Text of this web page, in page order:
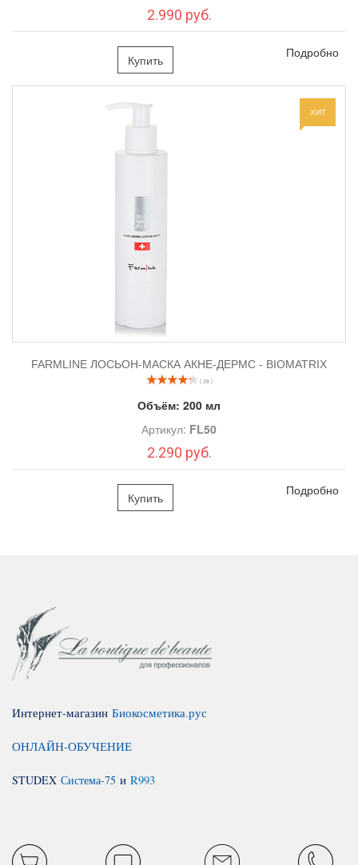
2.990 руб.
Купить Подробно
ХИТ
FARMLINE ЛОСЬОН-МАСКА АКНЕ-ДЕРМС - BIOMATRIX
( 38 )
Объём: 200 мл
Артикул: FL50
2.290 руб.
Купить Подробно
Интернет-магазин Биокосметика.рус
ОНЛАЙН-ОБУЧЕНИЕ
STUDEX Система-75 и R993